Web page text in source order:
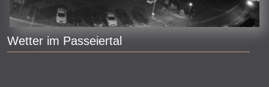
Wetter im Passeiertal